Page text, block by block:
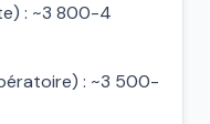
: ~3 800-4
: ~3 500-